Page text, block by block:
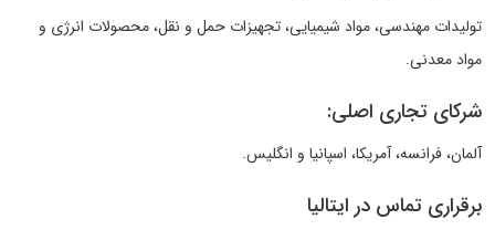
تولیدات مهندسی، مواد شیمیایی، تجهیزات حمل و نقل، محصولات انرژی و
مواد معدنی.
شرکای تجاری اصلی:
آلمان، فرانسه، آمریکا، اسپانیا و انگلیس.
‌برقراری تماس در ایتالیا